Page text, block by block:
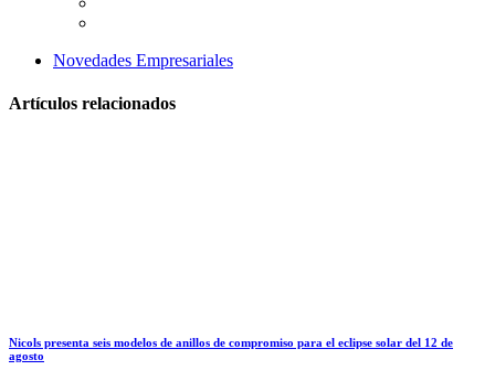
Novedades Empresariales
Artículos relacionados
Nicols presenta seis modelos de anillos de compromiso para el eclipse solar del 12 de
agosto